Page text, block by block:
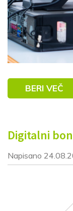
BERI VEČ
Digitalni
Napisano